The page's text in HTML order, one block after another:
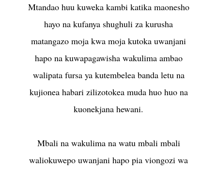
Mtandao huu kuweka kambi katika maonesho
hayo na kufanya shughuli za kurusha
matangazo moja kwa moja kutoka uwanjani
hapo na kuwapagawisha wakulima ambao
walipata fursa ya kutembelea banda letu na
kujionea habari zilizotokea muda huo huo na
kuonekjana hewani.
Mbali na wakulima na watu mbali mbali
waliokuwepo uwanjani hapo pia viongozi wa